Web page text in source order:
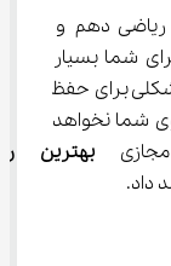
دهم و
شما بسیار
مشکلی برای حفظ
روی شما نخواهد
بهترین
داد.